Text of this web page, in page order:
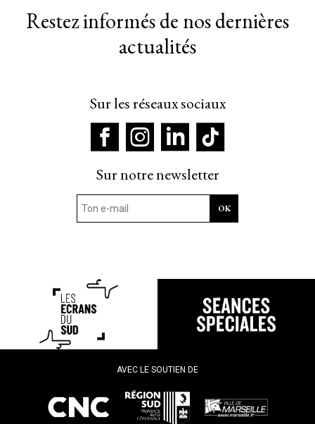
Restez informés de nos dernières
actualités
Sur les réseaux sociaux
Sur notre newsletter
AVEC LE SOUTIEN DE